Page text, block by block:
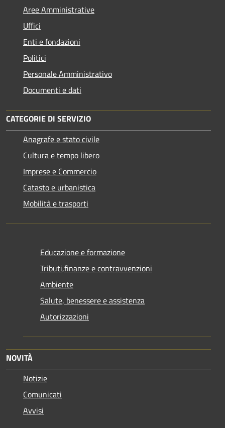
Aree Amministrative
Uffici
Enti e fondazioni
Politici
Personale Amministrativo
Documenti e dati
CATEGORIE DI SERVIZIO
Anagrafe e stato civile
Cultura e tempo libero
Imprese e Commercio
Catasto e urbanistica
Mobilità e trasporti
Educazione e formazione
Tributi,finanze e contravvenzioni
Ambiente
Salute, benessere e assistenza
Autorizzazioni
NOVITÀ
Notizie
Comunicati
Avvisi